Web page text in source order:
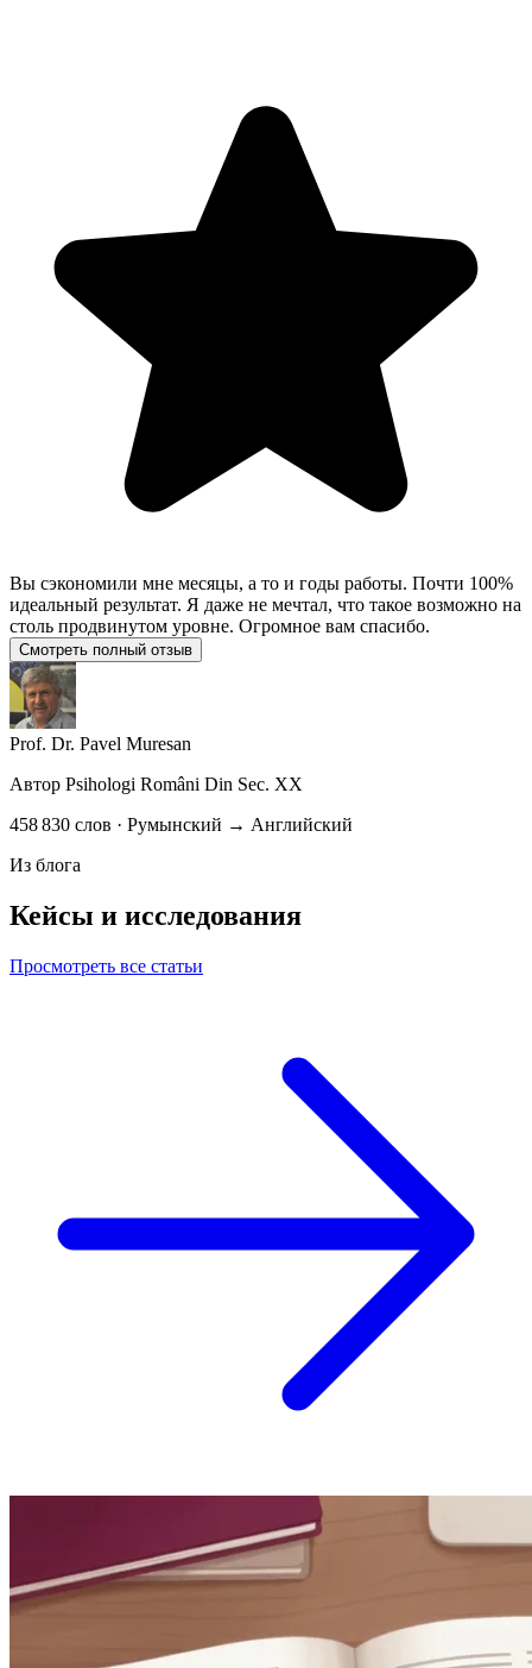
Вы сэкономили мне месяцы, а то и годы работы. Почти 100%
идеальный результат. Я даже не мечтал, что такое возможно на
столь продвинутом уровне. Огромное вам спасибо.
Смотреть полный отзыв
Prof. Dr. Pavel Muresan
Автор Psihologi Români Din Sec. XX
458 830 слов · Румынский → Английский
Из блога
Кейсы и исследования
Просмотреть все статьи